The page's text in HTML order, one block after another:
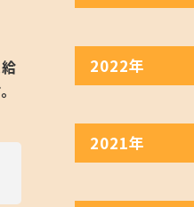
2022年
2021年